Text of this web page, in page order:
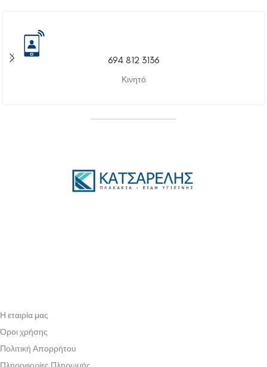
694 812 3136
Κινητό
Η εταιρία μας
Όροι χρήσης
Πολιτική Απορρήτου